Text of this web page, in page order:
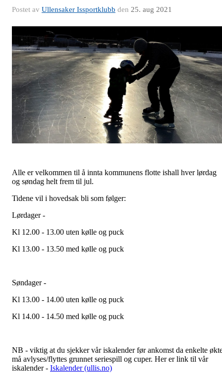
Postet av Ullensaker Issportklubb den 25. aug 2021
Alle er velkommen til å innta kommunens flotte ishall hver lørdag
og søndag helt frem til jul.
Tidene vil i hovedsak bli som følger:
Lørdager -
Kl 12.00 - 13.00 uten kølle og puck
Kl 13.00 - 13.50 med kølle og puck
Søndager -
Kl 13.00 - 14.00 uten kølle og puck
Kl 14.00 - 14.50 med kølle og puck
NB - viktig at du sjekker vår iskalender før ankomst da enkelte
må avlyses/flyttes grunnet seriespill og cuper. Her er link til vår
iskalender - Iskalender (ullis.no)